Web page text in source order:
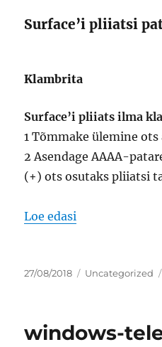
Surface’i pliiatsi
Klambrita
Surface’i pliiats ilma
1 Tõmmake ülemine
2 Asendage AAAA-
(+) ots osutaks pliiatsi
Loe edasi
Postitatud
27/08/2018 Rubriigid
Uncategorized
windows-